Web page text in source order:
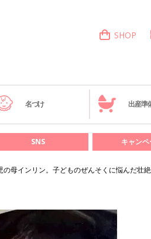
SHOP
名づけ 出産準
SNS キャン
の母インリン。子どものぜんそくに悩んだ壮